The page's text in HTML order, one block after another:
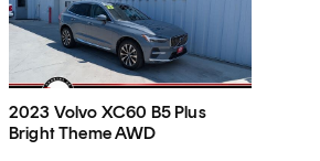
2023 Volvo XC60 B5 Plus
Bright Theme AWD